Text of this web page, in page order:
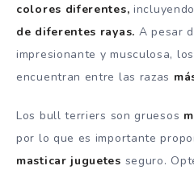
colores diferentes,
de diferentes rayas. A pesar
impresionante y musculosa,
encuentran entre las razas
Los bull terriers son gruesos
por lo que es importante
masticar juguetes seguro.